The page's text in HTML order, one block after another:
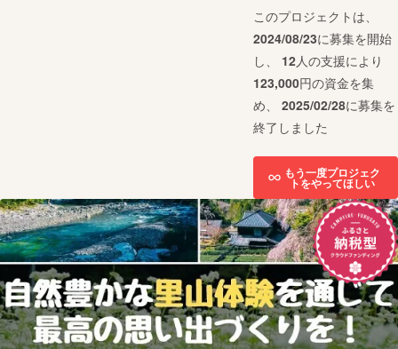
このプロジェクトは、
2024/08/23に募集を開始
し、 12人の支援により
123,000円の資金を集
め、 2025/02/28に募集を
終了しました
もう一度プロジェク
トをやってほしい